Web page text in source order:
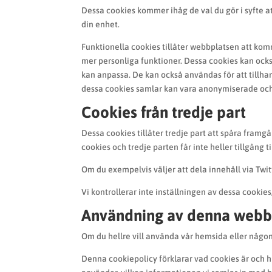
Dessa cookies kommer ihåg de val du gör i
din enhet.
Funktionella cookies tillåter webbplatsen att
mer personliga funktioner. Dessa cookies kan
kan anpassa. De kan också användas för att
dessa cookies samlar kan vara anonymiserade
Cookies från tredje part
Dessa cookies tillåter tredje part att spåra
cookies och tredje parten får inte heller tillgång
Om du exempelvis väljer att dela innehåll via
Vi kontrollerar inte inställningen av dessa
Användning av denna
Om du hellre vill använda vår hemsida eller
Denna cookiepolicy förklarar vad cookies är och